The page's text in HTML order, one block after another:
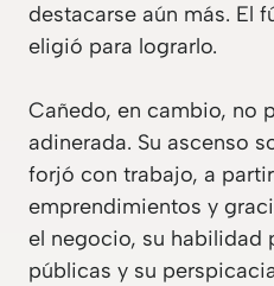
destacarse aún más. El
eligió para lograrlo.
Cañedo, en cambio, no
adinerada. Su ascenso
forjó con trabajo, a
emprendimientos y
el negocio, su habilidad
públicas y su